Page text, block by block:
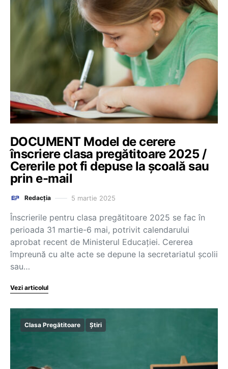
DOCUMENT Model de cerere
înscriere clasa pregătitoare 2025 /
Cererile pot fi depuse la școală sau
prin e-mail
Redacția 5 martie 2025
Înscrierile pentru clasa pregătitoare 2025 se fac în
perioada 31 martie-6 mai, potrivit calendarului
aprobat recent de Ministerul Educației. Cererea
împreună cu alte acte se depune la secretariatul școlii
sau…
Vezi articolul
Clasa Pregătitoare Știri